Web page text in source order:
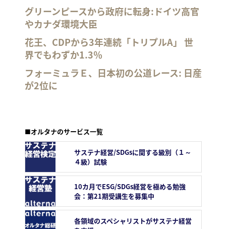
グリーンピースから政府に転身:ドイツ高官
やカナダ環境大臣
花王、CDPから3年連続「トリプルA」 世
界でもわずか1.3％
フォーミュラＥ、日本初の公道レース: 日産
が2位に
■オルタナのサービス一覧
サステナ経営/SDGsに関する級別（１～
４級）試験
10カ月でESG/SDGs経営を極める勉強
会：第21期受講生を募集中
各領域のスペシャリストがサステナ経営